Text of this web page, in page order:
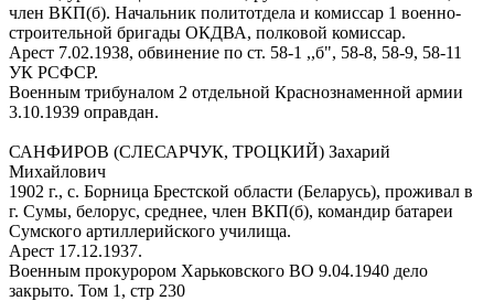
член ВКП(б). Начальник политотдела и комиссар 1 военно-
строительной бригады ОКДВА, полковой комиссар.
Арест 7.02.1938, обвинение по ст. 58-1 ,,б", 58-8, 58-9, 58-11
УК РСФСР.
Военным трибуналом 2 отдельной Краснознаменной армии
3.10.1939 оправдан.
САНФИРОВ (СЛЕСАРЧУК, ТРОЦКИЙ) Захарий
Михайлович
1902 г., с. Борница Брестской области (Беларусь), проживал в
г. Сумы, белорус, среднее, член ВКП(б), командир батареи
Сумского артиллерийского училища.
Арест 17.12.1937.
Военным прокурором Харьковского ВО 9.04.1940 дело
закрыто. Том 1, стр 230